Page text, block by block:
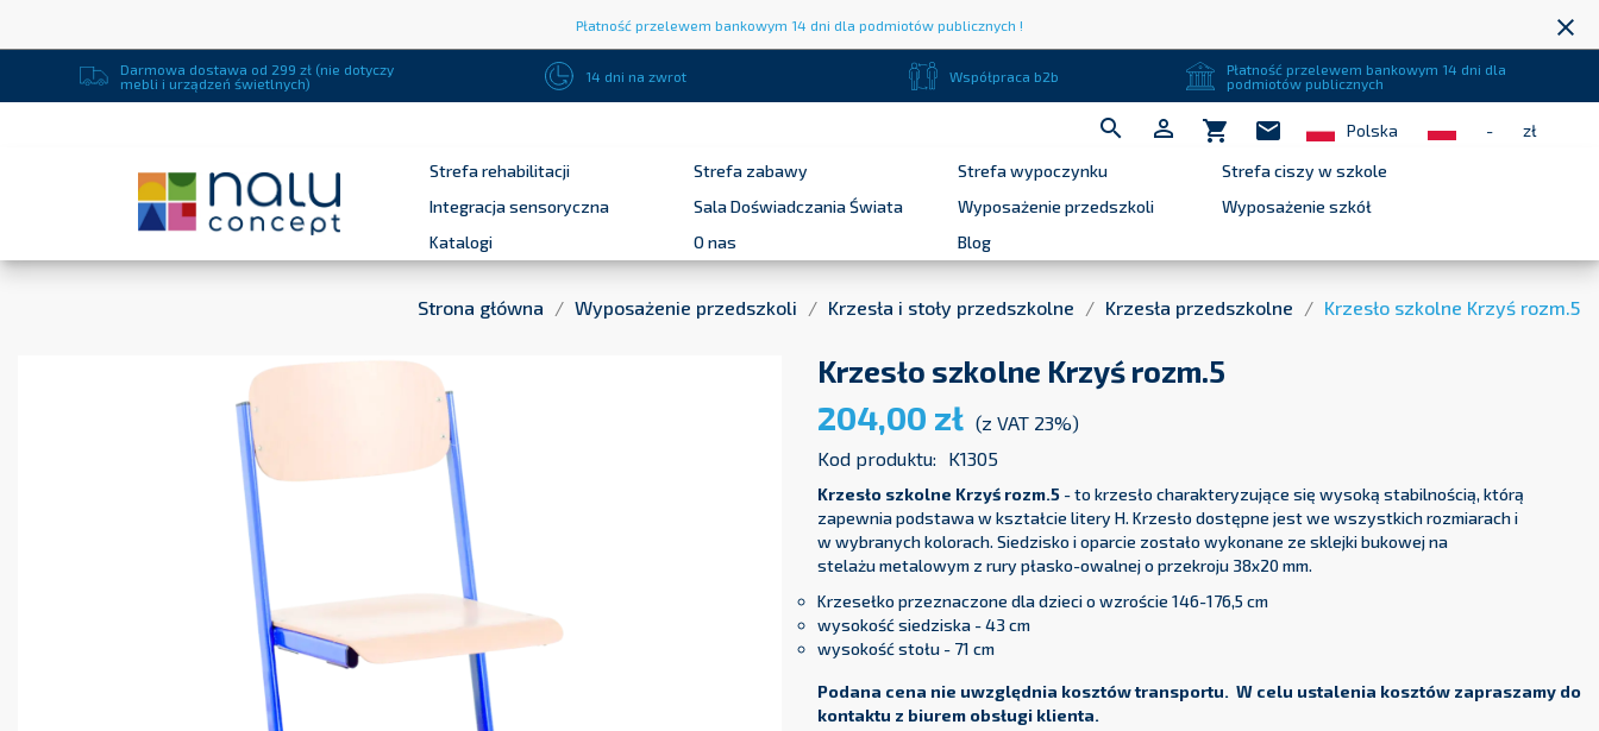
Płatność przelewem bankowym 14 dni dla podmiotów publicznych ! close
Darmowa dostawa od 299 zł (nie dotyczy
mebli i urządzeń świetlnych)
14 dni na zwrot Współpraca b2b
Płatność przelewem bankowym 14 dni dla
podmiotów publicznych
  shopping_cart mail Polska -
zł
Strefa rehabilitacji
Strefa zabawy Strefa wypoczynku
Strefa ciszy w szkole
Integracja sensoryczna
Sala Doświadczania Świata Wyposażenie przedszkoli
Wyposażenie szkół
Katalogi
O nas Blog
Strona główna Wyposażenie przedszkoli Krzesła i stoły przedszkolne Krzesła przedszkolne Krzesło szkolne Krzyś rozm.5
Krzesło szkolne Krzyś rozm.5
204,00 zł (z VAT 23%)
Kod produktu:
K1305
Krzesło szkolne Krzyś rozm.5 - to krzesło charakteryzujące się wysoką stabilnością, którą
zapewnia podstawa w kształcie litery H. Krzesło dostępne jest we wszystkich rozmiarach i
w wybranych kolorach. Siedzisko i oparcie zostało wykonane ze sklejki bukowej na
stelażu metalowym z rury płasko-owalnej o przekroju 38x20 mm.
Krzesełko przeznaczone dla dzieci o wzroście 146-176,5 cm
wysokość siedziska - 43 cm
wysokość stołu - 71 cm
Podana cena nie uwzględnia kosztów transportu. W celu ustalenia kosztów zapraszamy do
kontaktu z biurem obsługi klienta.